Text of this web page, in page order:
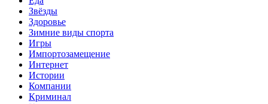
Звёзды
Здоровье
Зимние виды спорта
Игры
Импортозамещение
Интернет
Истории
Компании
Криминал